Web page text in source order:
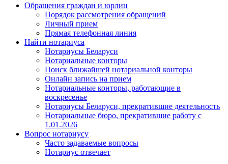
Обращения граждан и юрлиц
Порядок рассмотрения обращений
Личный прием
Прямая телефонная линия
Найти нотариуса
Нотариусы Беларуси
Нотариальные конторы
Поиск ближайшей нотариальной конторы
Онлайн запись на прием
Нотариальные конторы, работающие в
воскресенье
Нотариусы Беларуси, прекратившие деятельность
Нотариальные бюро, прекратившие работу с
1.01.2026
Вопрос нотариусу
Часто задаваемые вопросы
Нотариус отвечает